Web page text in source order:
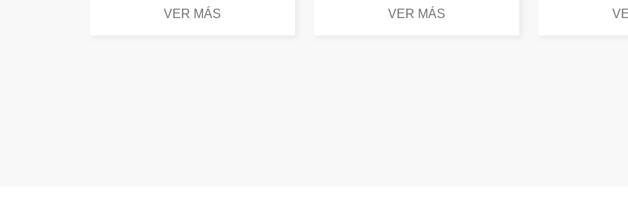
VER MÁS VER MÁS